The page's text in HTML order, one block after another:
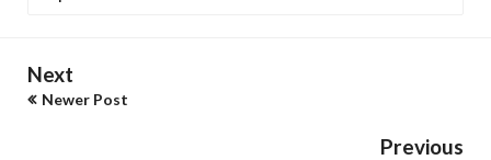
Next
Newer Post
Previous